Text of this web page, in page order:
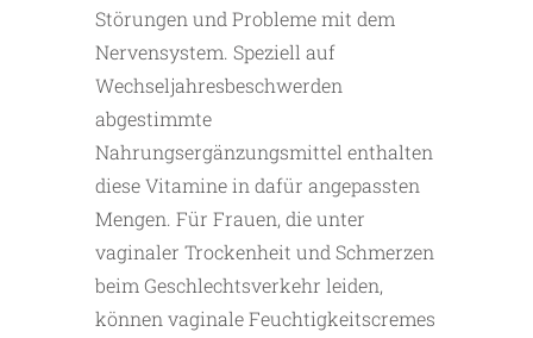
Störungen und Probleme mit dem
Nervensystem. Speziell auf
Wechseljahresbeschwerden
abgestimmte
Nahrungsergänzungsmittel enthalten
diese Vitamine in dafür angepassten
Mengen. Für Frauen, die unter
vaginaler Trockenheit und Schmerzen
beim Geschlechtsverkehr leiden,
können vaginale Feuchtigkeitscremes